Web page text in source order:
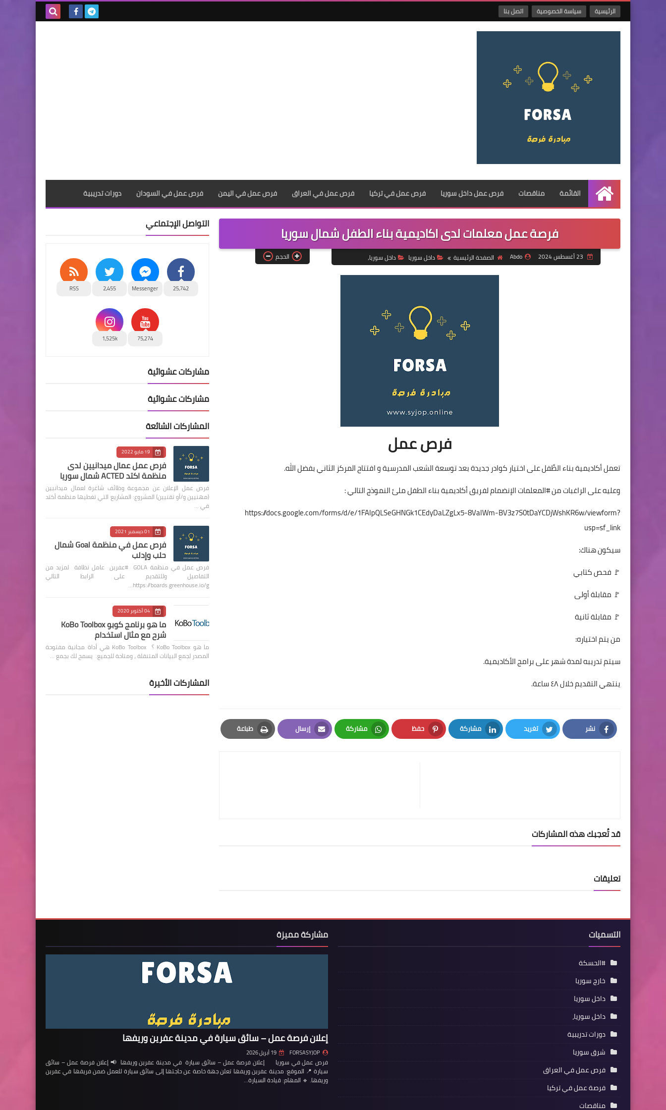
الرئيسية سياسة الخصوصية اتصل بنا
الرئيسية
القائمة مناقصات فرص عمل داخل سوريا فرص عمل في تركيا فرص عمل في العراق فرص عمل في اليمن فرص عمل في السودان دورات تدريبية
فرصة عمل معلمات لدى اكاديمية بناء الطفل شمال سوريا
Abdo الصفحة الرئيسية داخل سوريا داخل سوريا، الحجم
فرص عمل
تعمل أكاديمية بناء الطِّفل على اختيار كوادر جديدة بعد توسعة الشعب المدرسية و افتتاح المركز الثاني بفضل الله.
وعليه على الراغبات من #المعلمات الإنضمام لفريق أكاديمية بناء الطفل ملئ النموذج التالي :
https://docs.google.com/forms/d/e/1FAIpQLSeGHNGk1CEdyDaLZgLx5-8VaIWm-BV3z7S0tDaYCDjWshKR6w/viewform?
usp=sf_link
سيكون هناك:
🚩 فحص كتابي
🚩 مقابلة أولى
🚩 مقابلة ثانية
من يتم اختياره:
سيتم تدريبه لمدة شهر على برامج الأكاديمية.
ينتهي التقديم خلال ٤٨ ساعة.
نشر
Facebook
تغريد
Twitter
مشاركة
LinkedIn
حفظ
Pinterest
مشاركة
Whatsapp
إرسال
Email
طباعة
Print
قد تُعجبك هذه المشاركات
تعليقات
التواصل الإجتماعي
25,742
Messenger
2,455
RSS
75,274
1,525k
مشاركات عشوائية
مشاركات عشوائية
المشاركات الشائعة
19 مايو 2022
فرص عمل عمال ميدانيين لدى
منظمة اكتد ACTED شمال سوريا
فرص عمل الإعلان عن مجموعة وظائف شاغرة لعمال ميدانيين
(مهنيين و/أو تقنيين) المشروع: المشاريع التي تغطيها منظمة أكتد
في …
01 ديسمبر 2021
فرص عمل في منظمة Goal شمال
حلب وإدلب
فرص عمل في منظمة GOLA #عفرين عامل نظافة لمزيد من
التفاصيل وللتقديم على الرابط التالي
https://boards.greenhouse.io/g…
04 أكتوبر 2020
ما هو برنامج كوبو KoBo Toolbox
شرح مع مثال استخدام
ما هو KoBo Toolbox ؟ KoBo Toolbox هي أداة مجانية مفتوحة
المصدر لجمع البيانات المتنقلة ، ومتاحة للجميع. يسمح لك بجمع …
المشاركات الأخيرة
التسميات
#الحسكة
خارج سوريا
داخل سوريا
داخل سوريا،
دورات تدريبية
شرق سوريا
فرص عمل في العراق
فرصة عمل في تركيا
مناقصات
مشاركة مميزة
إعلان فرصة عمل – سائق سيارة في مدينة عفرين وريفها
FORSASYJOP 19 أبريل 2026
فرص عمل في سوريا إعلان فرصة عمل – سائق سيارة في مدينة عفرين وريفها 📢 إعلان فرصة عمل – سائق
سيارة 📍 الموقع: مدينة عفرين وريفها تعلن جهة خاصة عن حاجتها إلى سائق سيارة للعمل ضمن فريقها في عفرين
وريفها. 🔹 المهام: قيادة السيارة…